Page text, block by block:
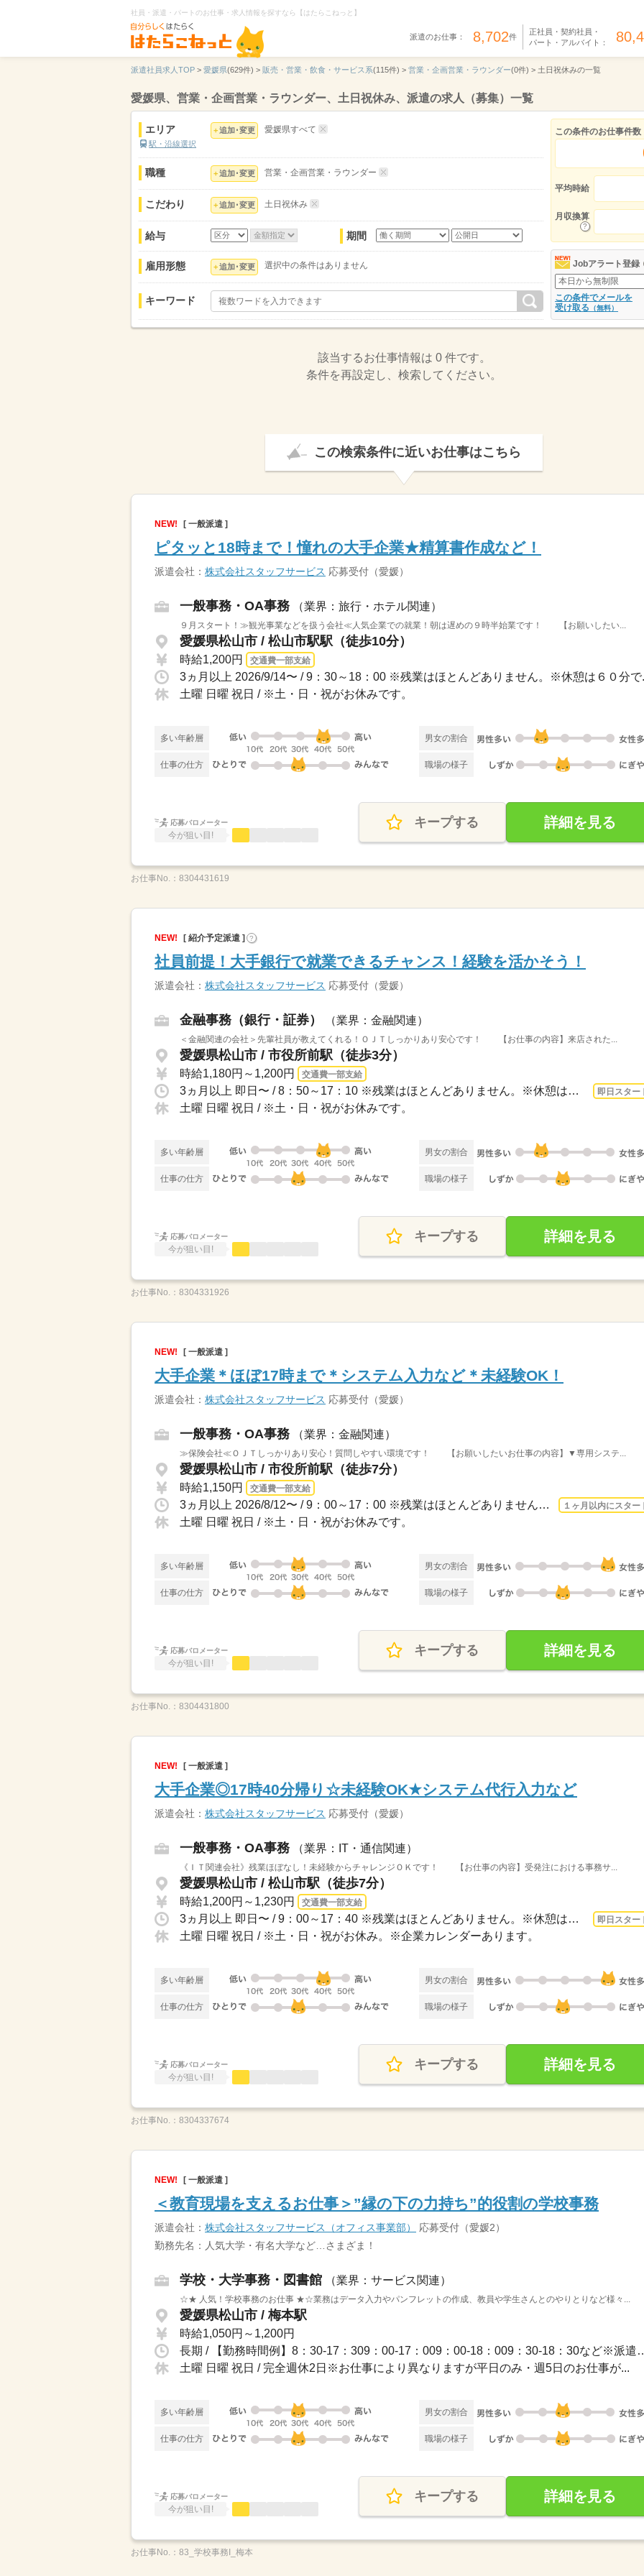
社員・派遣・パートのお仕事・求人情報を探すなら【はたらこねっと】
派遣のお仕事： 8,702件
正社員・契約社員・
パート・アルバイト：
派遣社員求人TOP > 愛媛県(629件) > 販売・営業・飲食・サービス系(115件) > 営業・企画営業・ラウンダー(0件) > 土日祝休みの一覧
愛媛県、営業・企画営業・ラウンダー、土日祝休み、派遣の求人（募集）一覧
エリア
駅・沿線選択
追加･変更 愛媛県すべて
職種 追加･変更 営業・企画営業・ラウンダー
こだわり 追加･変更 土日祝休み
給与 期間
雇用形態 追加･変更 選択中の条件はありません
キーワード
この条件のお仕事件数
平均時給
月収換算
Jobアラート登録
この条件でメールを
受け取る （無料）
該当するお仕事情報は 0 件です。
条件を再設定し、検索してください。
この検索条件に近いお仕事はこちら
NEW! [ 一般派遣 ]
ピタッと18時まで！憧れの大手企業★精算書作成など！
派遣会社： 株式会社スタッフサービス 応募受付（愛媛）
一般事務・OA事務 （業界：旅行・ホテル関連）
９月スタート！≫観光事業などを扱う会社≪人気企業での就業！朝は遅めの９時半始業です！ 【お願いしたい...
愛媛県松山市 / 松山市駅駅（徒歩10分）
時給1,200円 交通費一部支給
3ヵ月以上 2026/9/14〜 / 9：30～18：00 ※残業はほとんどありません。※休憩は６０分で
土曜 日曜 祝日 / ※土・日・祝がお休みです。
多い年齢層 男女の割合
仕事の仕方 職場の様子
応募バロメーター
今が狙い目!
キープする 詳細を見る
お仕事No.： 8304431619
NEW! [ 紹介予定派遣 ] ?
社員前提！大手銀行で就業できるチャンス！経験を活かそう！
派遣会社： 株式会社スタッフサービス 応募受付（愛媛）
金融事務（銀行・証券） （業界：金融関連）
＜金融関連の会社＞先輩社員が教えてくれる！ＯＪＴしっかりあり安心です！ 【お仕事の内容】来店された...
愛媛県松山市 / 市役所前駅（徒歩3分）
時給1,180円～1,200円 交通費一部支給
3ヵ月以上 即日〜 / 8：50～17：10 ※残業はほとんどありません。※休憩は６０分です。 即日スター
土曜 日曜 祝日 / ※土・日・祝がお休みです。
多い年齢層 男女の割合
仕事の仕方 職場の様子
応募バロメーター
今が狙い目!
キープする 詳細を見る
お仕事No.： 8304331926
NEW! [ 一般派遣 ]
大手企業＊ほぼ17時まで＊システム入力など＊未経験OK！
派遣会社： 株式会社スタッフサービス 応募受付（愛媛）
一般事務・OA事務 （業界：金融関連）
≫保険会社≪ＯＪＴしっかりあり安心！質問しやすい環境です！ 【お願いしたいお仕事の内容】▼専用システ...
愛媛県松山市 / 市役所前駅（徒歩7分）
時給1,150円 交通費一部支給
3ヵ月以上 2026/8/12〜 / 9：00～17：00 ※残業はほとんどありません。※休憩は６０分で... １ヶ月以内にスター
土曜 日曜 祝日 / ※土・日・祝がお休みです。
多い年齢層 男女の割合
仕事の仕方 職場の様子
応募バロメーター
今が狙い目!
キープする 詳細を見る
お仕事No.： 8304431800
NEW! [ 一般派遣 ]
大手企業◎17時40分帰り☆未経験OK★システム代行入力など
派遣会社： 株式会社スタッフサービス 応募受付（愛媛）
一般事務・OA事務 （業界：IT・通信関連）
《ＩＴ関連会社》残業ほぼなし！未経験からチャレンジＯＫです！ 【お仕事の内容】受発注における事務サ...
愛媛県松山市 / 松山市駅（徒歩7分）
時給1,200円～1,230円 交通費一部支給
3ヵ月以上 即日〜 / 9：00～17：40 ※残業はほとんどありません。※休憩は６０分です。 即日スター
土曜 日曜 祝日 / ※土・日・祝がお休み。※企業カレンダーあります。
多い年齢層 男女の割合
仕事の仕方 職場の様子
応募バロメーター
今が狙い目!
キープする 詳細を見る
お仕事No.： 8304337674
NEW! [ 一般派遣 ]
＜教育現場を支えるお仕事＞”縁の下の力持ち”的役割の学校事務
派遣会社： 株式会社スタッフサービス（オフィス事業部）
応募受付（愛媛2）
勤務先名：人気大学・有名大学など…さまざま！
学校・大学事務・図書館 （業界：サービス関連）
☆★ 人気！学校事務のお仕事 ★☆業務はデータ入力やパンフレットの作成、教員や学生さんとのやりとりなど様々...
愛媛県松山市 / 梅本駅
時給1,050円～1,200円
長期 / 【勤務時間例】8：30-17：
土曜 日曜 祝日 / 完全週休2日※お仕事により異なりますが平日のみ・週5日のお仕事が...
多い年齢層 男女の割合
仕事の仕方 職場の様子
応募バロメーター
今が狙い目!
キープする 詳細を見る
お仕事No.： 83_学校事務I_梅本